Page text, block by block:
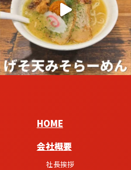
HOME
会社概要
社長挨拶